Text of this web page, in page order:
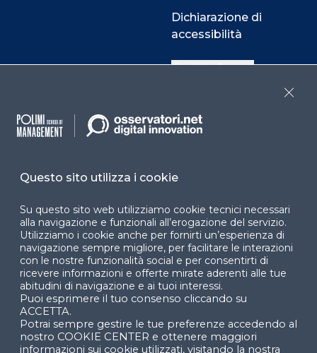
Dichiarazione di
accessibilità
Cookie Center
Facebook LinkedIn
© 2024 Copyright © Politecnico di Milano Dipartimento
di Ingegneria Gestionale
Questo sito utilizza i cookie
Su questo sito web utilizziamo cookie tecnici necessari
alla navigazione e funzionali all’erogazione del servizio.
Utilizziamo i cookie anche per fornirti un’esperienza di
navigazione sempre migliore, per facilitare le interazioni
con le nostre funzionalità social e per consentirti di
ricevere informazioni e offerte mirate aderenti alle tue
abitudini di navigazione e ai tuoi interessi.
Puoi esprimere il tuo consenso cliccando su
ACCETTA.
Potrai sempre gestire le tue preferenze accedendo al
nostro COOKIE CENTER e ottenere maggiori
informazioni sui cookie utilizzati, visitando la nostra